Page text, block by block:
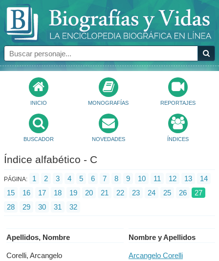
INICIO MONOGRAFÍAS REPORTAJES
BUSCADOR NOVEDADES ÍNDICES
Índice alfabético - C
PÁGINA: 1 2 3 4 5 6 7 8 9 10 11 12 13
14
15
16 17 18 19 20 21 22 23 24 25 26
27
28
29 30 31 32
Apellidos, Nombre
Corelli, Arcangelo
Nombre y Apellidos
Arcangelo Corelli